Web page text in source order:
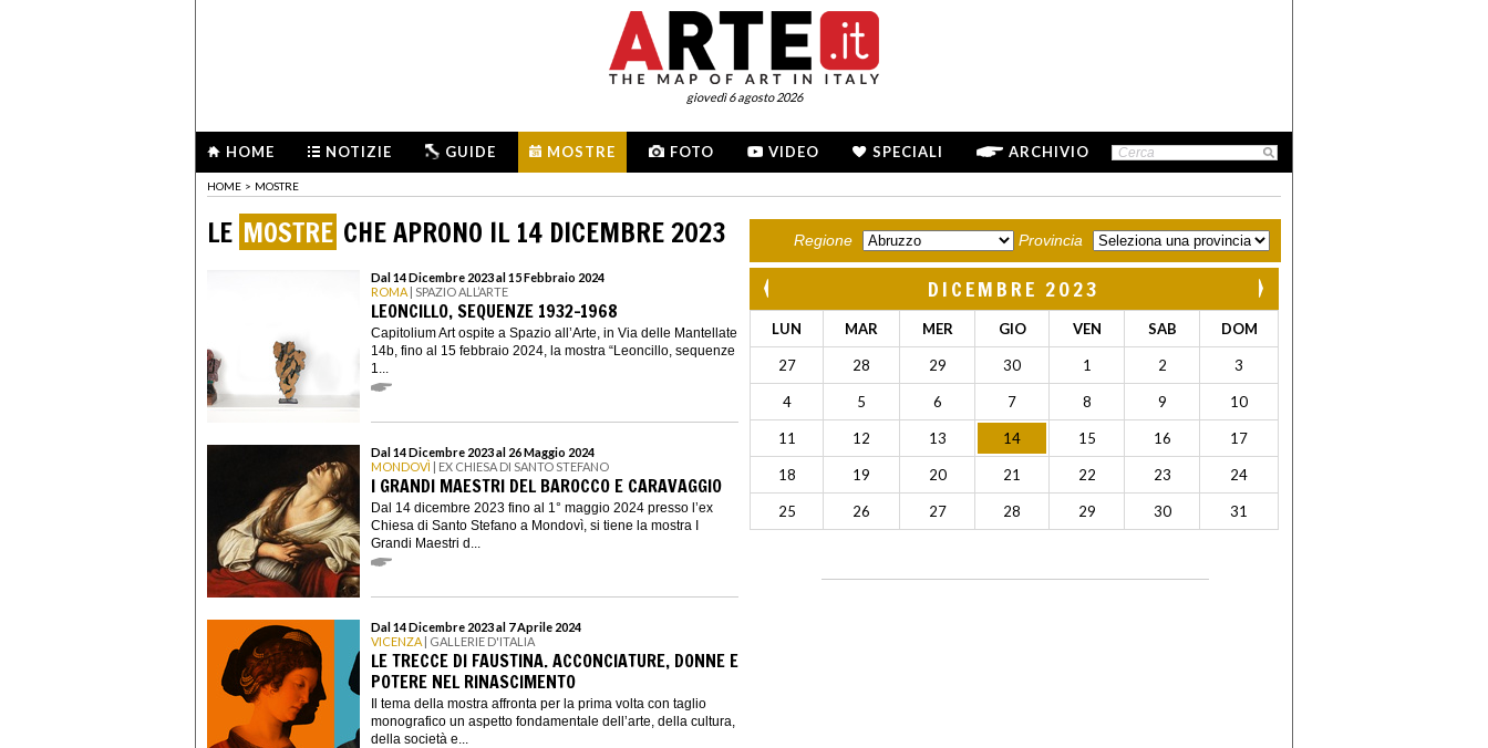
giovedì 6 agosto 2026
HOME NOTIZIE GUIDE MOSTRE FOTO VIDEO SPECIALI ARCHIVIO
HOME > MOSTRE
LE MOSTRE CHE APRONO IL 14 DICEMBRE 2023
Dal 14 Dicembre 2023 al 15 Febbraio 2024
ROMA | SPAZIO ALL’ARTE
LEONCILLO, SEQUENZE 1932-1968
Capitolium Art ospite a Spazio all’Arte, in Via delle Mantellate
14b, fino al 15 febbraio 2024, la mostra “Leoncillo, sequenze
1...
Dal 14 Dicembre 2023 al 26 Maggio 2024
MONDOVÌ | EX CHIESA DI SANTO STEFANO
I GRANDI MAESTRI DEL BAROCCO E CARAVAGGIO
Dal 14 dicembre 2023 fino al 1° maggio 2024 presso l’ex
Chiesa di Santo Stefano a Mondovì, si tiene la mostra I
Grandi Maestri d...
Dal 14 Dicembre 2023 al 7 Aprile 2024
VICENZA | GALLERIE D'ITALIA
LE TRECCE DI FAUSTINA. ACCONCIATURE, DONNE E
POTERE NEL RINASCIMENTO
Il tema della mostra affronta per la prima volta con taglio
monografico un aspetto fondamentale dell’arte, della cultura,
della società e...
Regione Provincia
DICEMBRE 2023
LUN MAR MER GIO VEN SAB DOM
27 28 29 30 1 2 3
4 5 6 7 8 9 10
11 12 13 14 15 16 17
18 19 20 21 22 23 24
25 26 27 28 29 30 31